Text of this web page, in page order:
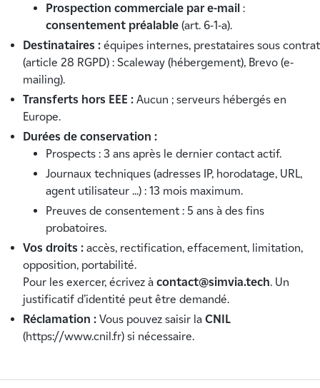
Prospection commerciale par e‑mail :
consentement préalable (art. 6‑1‑a).
Destinataires : équipes internes, prestataires sous contrat
(article 28 RGPD) : Scaleway (hébergement), Brevo (e-
mailing).
Transferts hors EEE : Aucun ; serveurs hébergés en
Europe.
Durées de conservation :
Prospects : 3 ans après le dernier contact actif.
Journaux techniques (adresses IP, horodatage, URL,
agent utilisateur ...) : 13 mois maximum.
Preuves de consentement : 5 ans à des fins
probatoires.
Vos droits : accès, rectification, effacement, limitation,
opposition, portabilité.
Pour les exercer, écrivez à contact@simvia.tech. Un
justificatif d’identité peut être demandé.
Réclamation : Vous pouvez saisir la CNIL
(https://www.cnil.fr) si nécessaire.